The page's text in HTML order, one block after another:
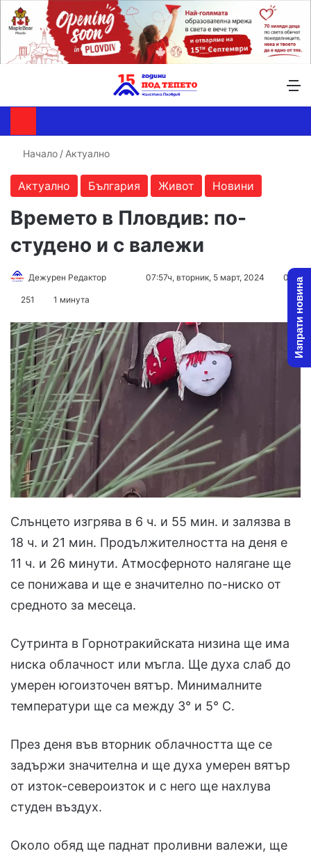
Начало / Актуално
Актуално България Живот Новини
Времето в Пловдив: по-
студено и с валежи
Дежурен Редактор
Send07:57ч, вторник, 5 март, 2024 0
251 1 минута
Слънцето изгрява в 6 ч. и 55 мин. и залязва в
18 ч. и 21 мин. Продължителността на деня е
11 ч. и 26 минути. Атмосферното налягане ще
се понижава и ще е значително по-ниско от
средното за месеца.
Сутринта в Горнотракийската низина ще има
ниска облачност или мъгла. Ще духа слаб до
умерен югоизточен вятър. Минималните
температури ще са между 3° и 5° С.
През деня във вторник облачността ще се
задържи значителна и ще духа умерен вятър
от изток-североизток и с него ще нахлува
студен въздух.
Около обяд ще паднат проливни валежи, ще
Изпрати новина